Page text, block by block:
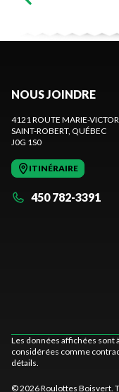
NOUS JOINDRE
4121 ROUTE MARIE-
SAINT-ROBERT, QUÉBEC
J0G 1S0
ITINÉRAIRE
450 782-3391
Les données affichées
considérées comme
détails.
© 2026 Roulottes Boisvert.